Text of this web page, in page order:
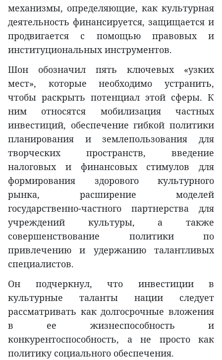
механизмы, определяющие, как культурная
деятельность финансируется, защищается и
продвигается с помощью правовых и
институциональных инструментов.
Шон обозначил пять ключевых «узких
мест», которые необходимо устранить,
чтобы раскрыть потенциал этой сферы. К
ним относятся мобилизация частных
инвестиций, обеспечение гибкой политики
планирования и землепользования для
творческих пространств, введение
налоговых и финансовых стимулов для
формирования здорового культурного
рынка, расширение моделей
государственно-частного партнерства для
учреждений культуры, а также
совершенствование политики по
привлечению и удержанию талантливых
специалистов.
Он подчеркнул, что инвестиции в
культурные таланты нации следует
рассматривать как долгосрочные вложения
в ее жизнеспособность и
конкурентоспособность, а не просто как
политику социального обеспечения.